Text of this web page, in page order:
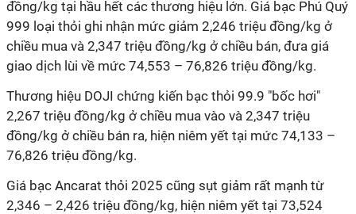
đồng/kg tại hầu hết các thương hiệu lớn. Giá bạc Phú Quý
999 loại thỏi ghi nhận mức giảm 2,246 triệu đồng/kg ở
chiều mua và 2,347 triệu đồng/kg ở chiều bán, đưa giá
giao dịch lùi về mức 74,553 – 76,826 triệu đồng/kg.
Thương hiệu DOJI chứng kiến bạc thỏi 99.9 "bốc hơi"
2,267 triệu đồng/kg ở chiều mua vào và 2,347 triệu
đồng/kg ở chiều bán ra, hiện niêm yết tại mức 74,133 –
76,826 triệu đồng/kg.
Giá bạc Ancarat thỏi 2025 cũng sụt giảm rất mạnh từ
2,346 – 2,426 triệu đồng/kg, hiện niêm yết tại 73,524